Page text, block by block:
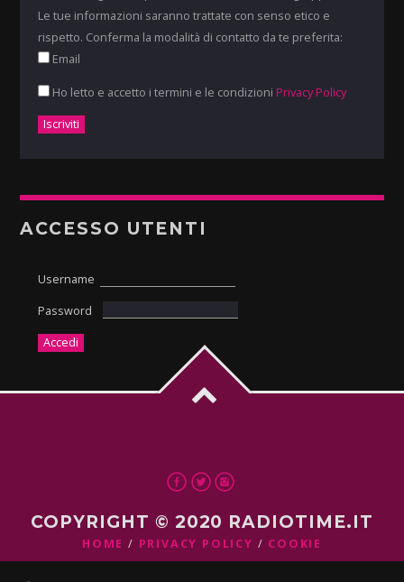
Le tue informazioni saranno trattate con senso etico e
rispetto. Conferma la modalità di contatto da te preferita:
Email
Ho letto e accetto i termini e le condizioni Privacy Policy
ACCESSO UTENTI
Username
Password
COPYRIGHT © 2020 RADIOTIME.IT
HOME PRIVACY POLICY COOKIE